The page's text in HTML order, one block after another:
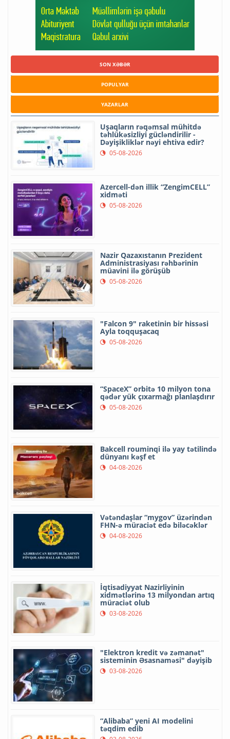
SON XƏBƏR
POPULYAR
YAZARLAR
Uşaqların rəqəmsal mühitdə
təhlükəsizliyi gücləndirilir -
Dəyişikliklər nəyi ehtiva edir?
05-08-2026
Azercell-dən illik “ZengimCELL”
xidməti
05-08-2026
Nazir Qazaxıstanın Prezident
Administrasiyası rəhbərinin
müavini ilə görüşüb
05-08-2026
"Falcon 9" raketinin bir hissəsi
Ayla toqquşacaq
05-08-2026
“SpaceX” orbitə 10 milyon tona
qədər yük çıxarmağı planlaşdırır
05-08-2026
Bakcell rouminqi ilə yay tətilində
dünyanı kəşf et
04-08-2026
Vətəndaşlar “mygov” üzərindən
FHN-ə müraciət edə biləcəklər
04-08-2026
İqtisadiyyat Nazirliyinin
xidmətlərinə 13 milyondan artıq
müraciət olub
03-08-2026
"Elektron kredit və zəmanət"
sisteminin Əsasnaməsi" dəyişib
03-08-2026
“Alibaba” yeni AI modelini
təqdim edib